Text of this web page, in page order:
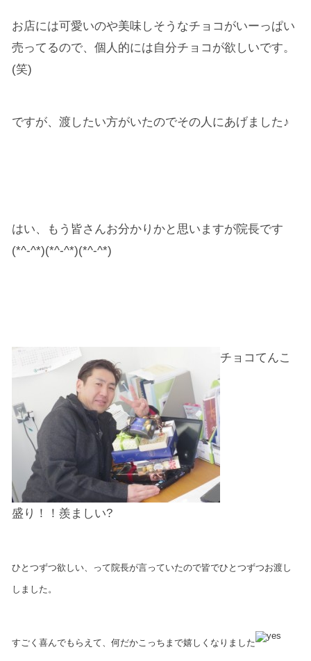
お店には可愛いのや美味しそうなチョコがいーっぱい
売ってるので、個人的には自分チョコが欲しいです。
(笑)
ですが、渡したい方がいたのでその人にあげました♪
はい、もう皆さんお分かりかと思いますが院長です
(*^-^*)(*^-^*)(*^-^*)
チョコてんこ
盛り！！羨ましい?
ひとつずつ欲しい、って院長が言っていたので皆でひとつずつお渡し
しました。
すごく喜んでもらえて、何だかこっちまで嬉しくなりました